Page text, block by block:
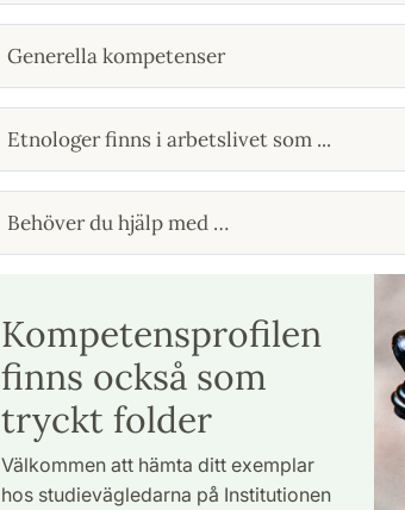
Generella kompetenser
Etnologer finns i arbetslivet som ...
Behöver du hjälp med …
Kompetensprofilen
finns också som
tryckt folder
Välkommen att hämta ditt exemplar
hos studievägledarna på Institutionen